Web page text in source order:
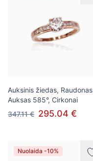
Auksinis žiedas, Raudonas
Auksas 585°, Cirkonai
347.11 € 295.04 €
Nuolaida -10%